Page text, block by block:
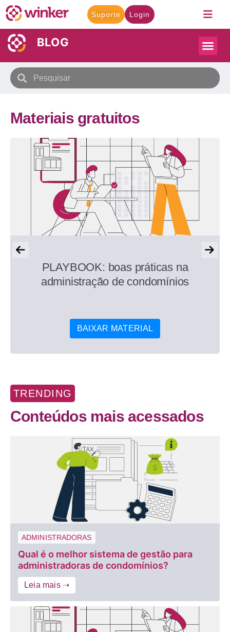
Suporte Login
BLOG
Materiais gratuitos
PLAYBOOK: boas práticas na
administração de condomínios
BAIXAR MATERIAL
TRENDING
Conteúdos mais acessados
ADMINISTRADORAS
Qual é o melhor sistema de gestão para
administradoras de condomínios?
Leia mais ➝